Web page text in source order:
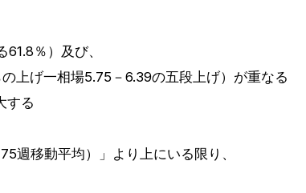
％）及び、
上げ一相場5.75－6.39の五段上げ）が重なる
する
週移動平均）」より上にいる限り、